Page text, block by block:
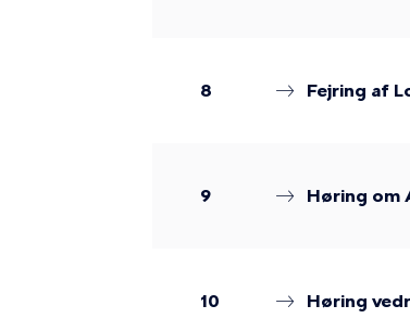
8 Fejring af
9 Høring om
10 Høring